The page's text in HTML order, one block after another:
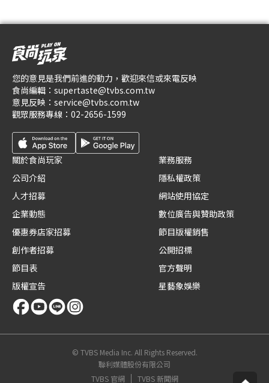
您的意見是我們前進的動力，歡迎來信或來電反映
食尚編輯： supertaste@tvbs.com.tw
意見反映： service@tvbs.com.tw
觀眾服務專線： 02-2656-1599
關於食尚玩家
公司介紹
人才招募
企業動態
優惠券店家招募
創作者招募
節目表
版權宣告
業務服務
隱私權政策
網站使用協定
數位廣告與贊助政策
節目版權銷售
公開招標
官方聲明
星藝象娛樂
© TVBS Media Inc. All Rights Reserved.
聯利媒體股份有限公司
TVBS 官網
TVBS 新聞網